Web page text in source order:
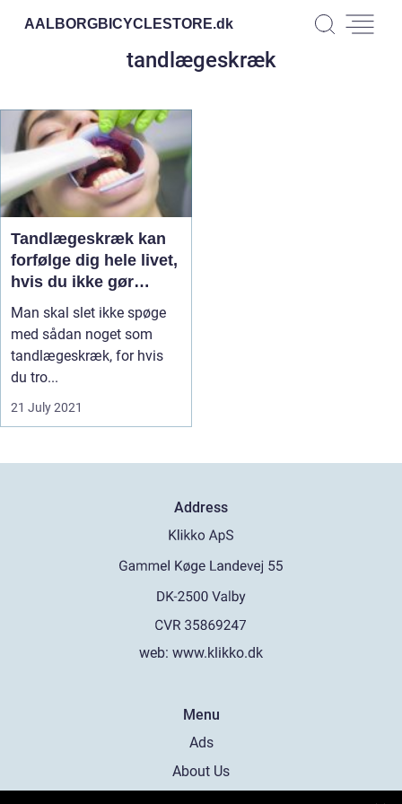
AALBORGBICYCLESTORE.dk
tandlægeskræk
Tandlægeskræk kan
forfølge dig hele livet,
hvis du ikke gør
noget ved det
Man skal slet ikke spøge
med sådan noget som
tandlægeskræk, for hvis
du tro...
21 July 2021
Address
web: www.klikko.dk
Menu
Ads
About Us